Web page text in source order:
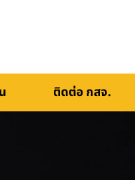
ติดต่อ กสจ.